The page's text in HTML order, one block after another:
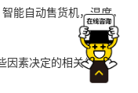
自动售货机，温度，
素决定的相关信息，